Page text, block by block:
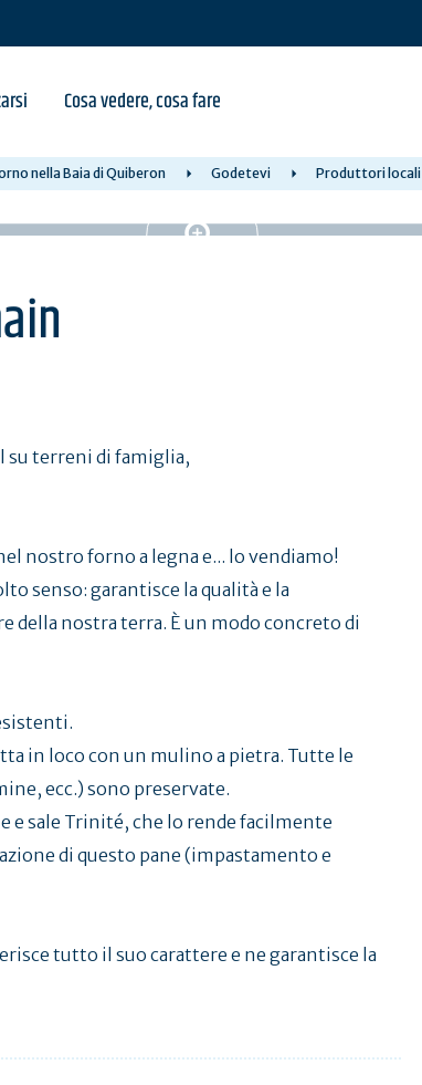
Cosa vedere, cosa fare
nella Baia di Quiberon Godetevi Produttori locali
su terreni di famiglia,
nostro forno a legna e... lo vendiamo!
senso: garantisce la qualità e la
della nostra terra. È un modo concreto di
in loco con un mulino a pietra. Tutte le
ecc.) sono preservate.
e sale Trinité, che lo rende facilmente
di questo pane (impastamento e
tutto il suo carattere e ne garantisce la